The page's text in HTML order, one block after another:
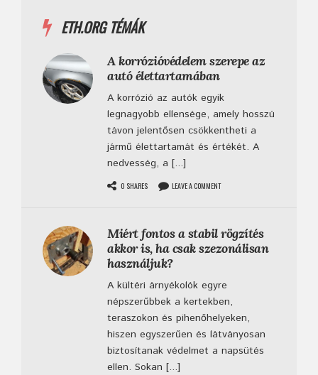
ETH.ORG TÉMÁK
A korrózióvédelem szerepe az
autó élettartamában
A korrózió az autók egyik
legnagyobb ellensége, amely hosszú
távon jelentősen csökkentheti a
jármű élettartamát és értékét. A
nedvesség, a [...]
0 SHARES LEAVE A COMMENT
Miért fontos a stabil rögzítés
akkor is, ha csak szezonálisan
használjuk?
A kültéri árnyékolók egyre
népszerűbbek a kertekben,
teraszokon és pihenőhelyeken,
hiszen egyszerűen és látványosan
biztosítanak védelmet a napsütés
ellen. Sokan [...]